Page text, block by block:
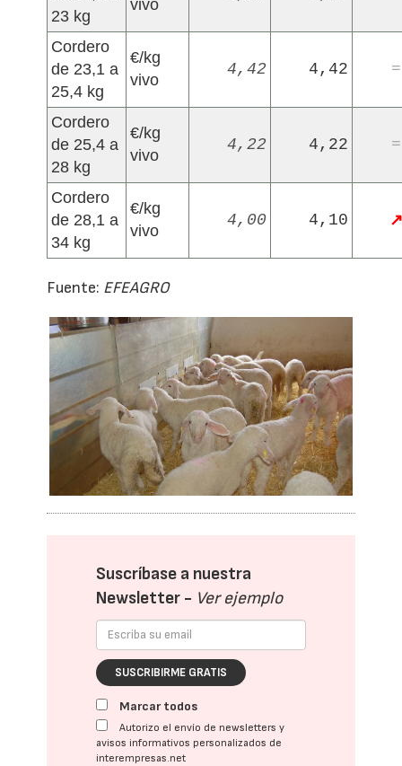
23 kg
vivo
Cordero
de 23,1 a
25,4 kg
€/kg
vivo
4,42 4,42 =
Cordero
de 25,4 a
28 kg
€/kg
vivo
4,22 4,22 =
Cordero
de 28,1 a
34 kg
€/kg
vivo
4,00 4,10 ↗
Fuente: EFEAGRO
Suscríbase a nuestra
Newsletter - Ver ejemplo
SUSCRIBIRME GRATIS
Marcar todos
Autorizo el envío de newsletters y
avisos informativos personalizados de
interempresas.net